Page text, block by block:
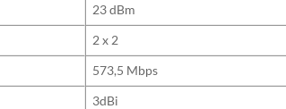
23 dBm
2 x 2
573,5 Mbps
3dBi